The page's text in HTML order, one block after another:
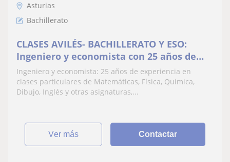
Asturias
Bachillerato
CLASES AVILÉS- BACHILLERATO Y ESO:
Ingeniero y economista con 25 años de
experiencia: mejor que en una academia
Ingeniero y economista: 25 años de experiencia en
clases particulares de Matemáticas, Física, Química,
Dibujo, Inglés y otras asignaturas,...
ver más Contactar